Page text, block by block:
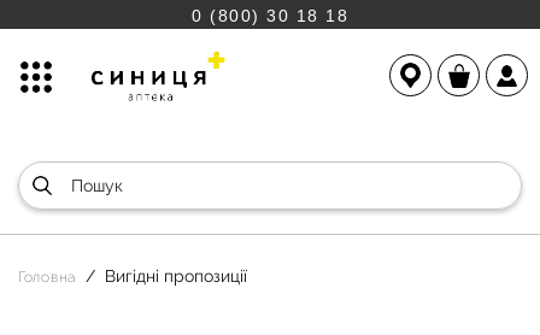
0 (800) 30 18 18
Головна Вигідні пропозиції